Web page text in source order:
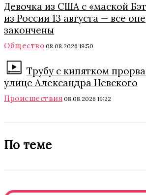
Девочка из США с «маской
из России 13 августа — все
закончены
Общество 08.08.2026 19:50
Трубу с кипятком
улице Александра Невского
Происшествия 08.08.2026 19:22
По теме